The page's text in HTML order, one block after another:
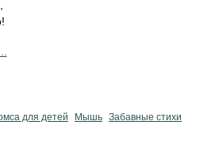
для детей Мышь Забавные стихи